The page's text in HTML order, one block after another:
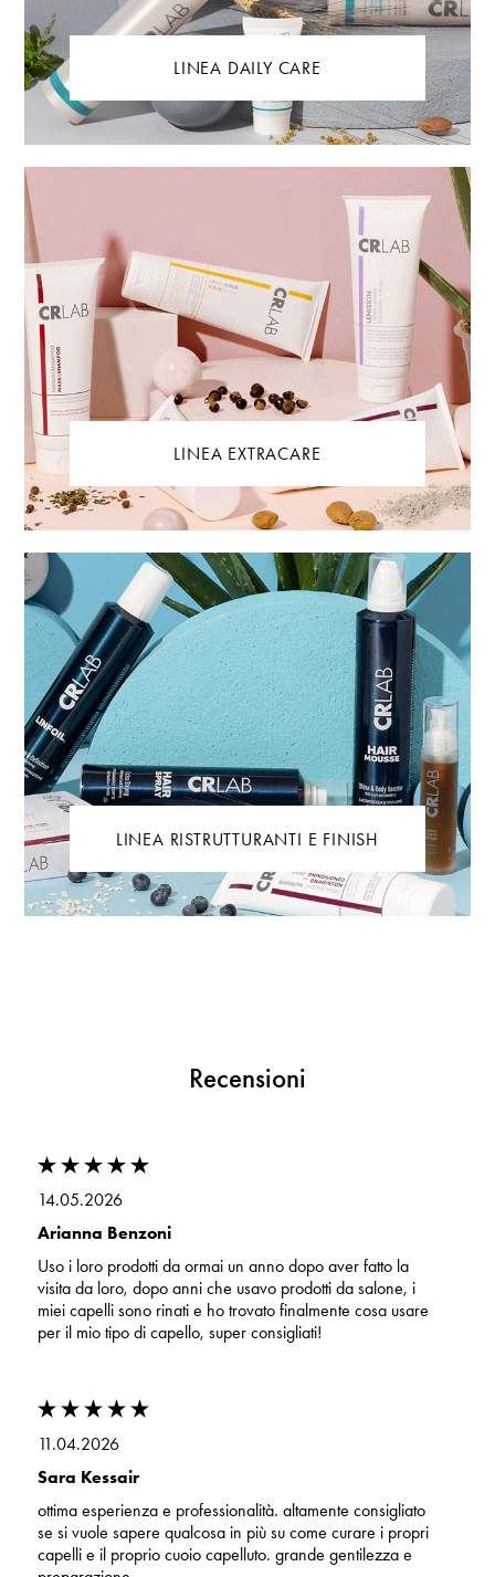
LINEA DAILY CARE
LINEA EXTRACARE
LINEA RISTRUTTURANTI E FINISH
Recensioni
14.05.2026
Arianna Benzoni
Uso i loro prodotti da ormai un anno dopo aver fatto la
visita da loro, dopo anni che usavo prodotti da salone, i
miei capelli sono rinati e ho trovato finalmente cosa usare
per il mio tipo di capello, super consigliati!
11.04.2026
Sara Kessair
ottima esperienza e professionalità. altamente consigliato
se si vuole sapere qualcosa in più su come curare i propri
capelli e il proprio cuoio capelluto. grande gentilezza e